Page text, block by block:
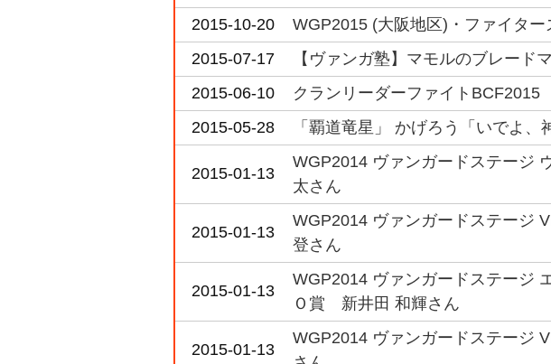
2015-10-20
WGP2015 (大阪地区)・ファイタ
2015-07-17
【ヴァンガ塾】マモルのブレード
2015-06-10
クランリーダーファイト
2015-05-28
「覇道竜星」 かげろう「いでよ、
2015-01-13
WGP2014 ヴァンガードステー
太さん
2015-01-13
WGP2014 ヴァンガードステー
登さん
2015-01-13
WGP2014 ヴァンガードステージ
Ｏ賞 新井田 和輝さん
2015-01-13
WGP2014 ヴァンガードステージ